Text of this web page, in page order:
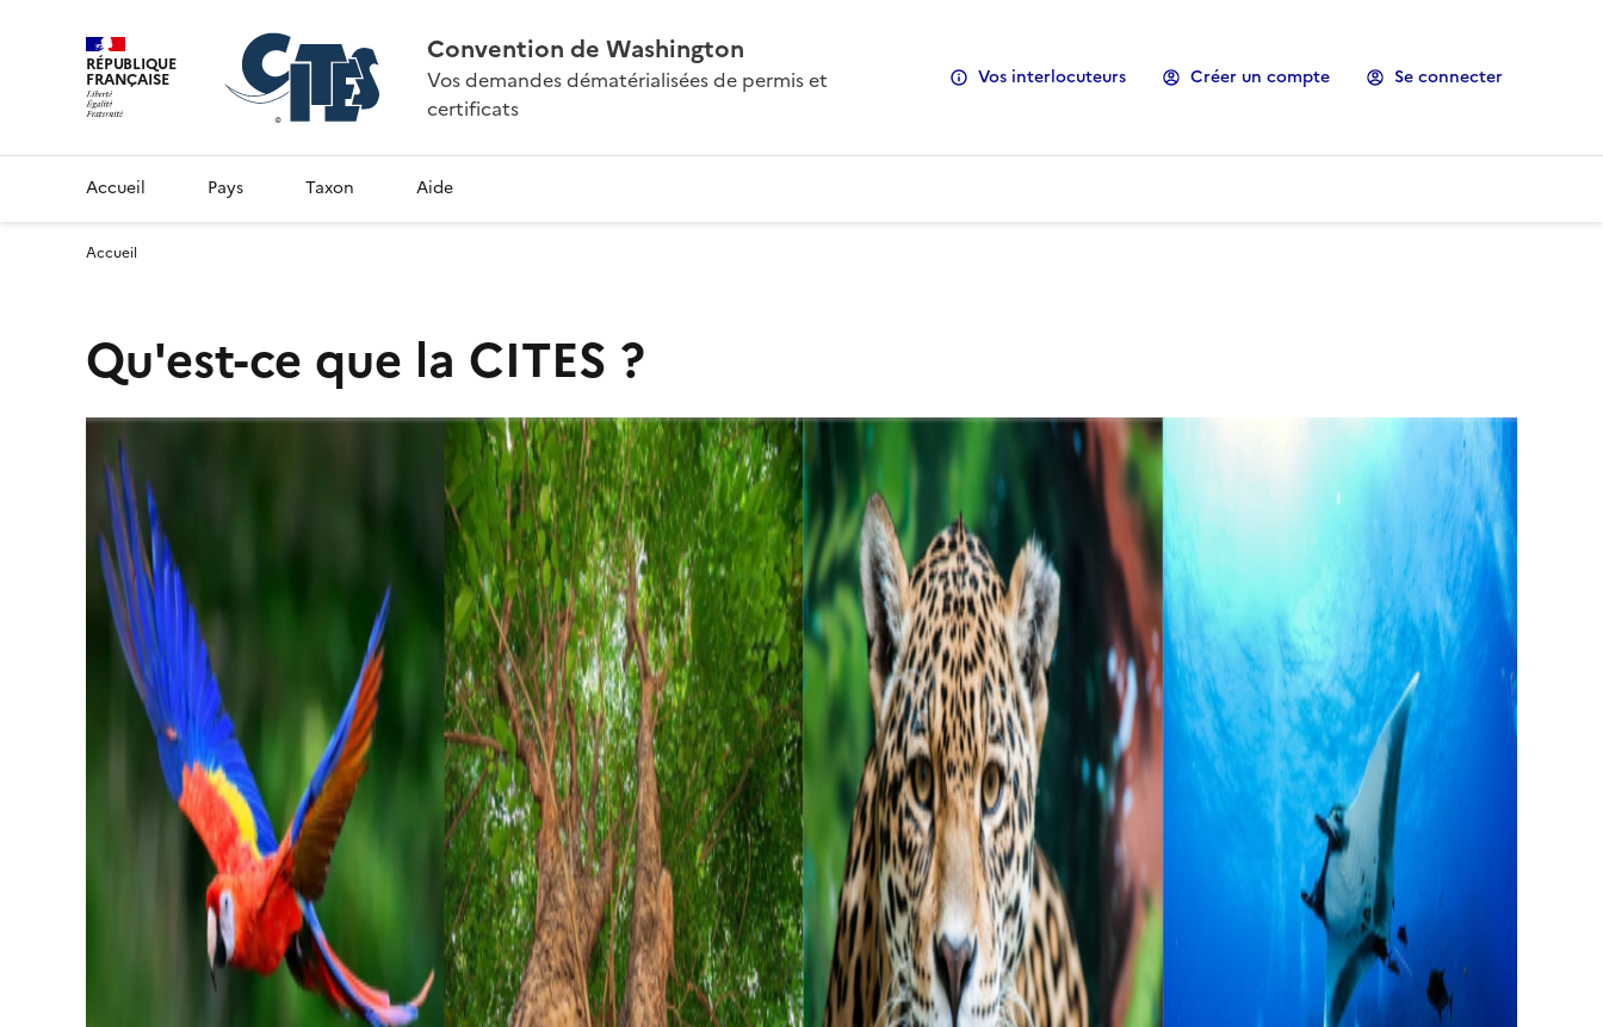
RÉPUBLIQUE
FRANÇAISE
Convention de Washington
Vos demandes dématérialisées de permis et
certificats
Vos interlocuteurs Créer un compte Se connecter
Accueil Pays Taxon Aide
Accueil
Qu'est-ce que la CITES ?